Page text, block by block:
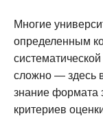
Многие
определенным
сложно — здесь
знание формата
критериев